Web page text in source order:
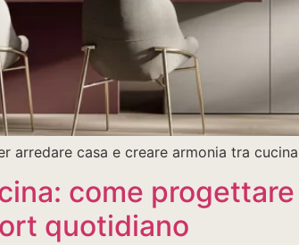
arredare casa e creare armonia tra
come
quotidiano